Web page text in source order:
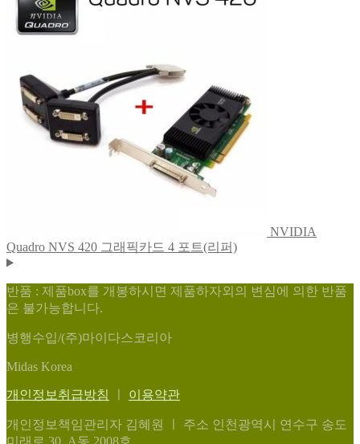
NVIDIA
Quadro NVS 420 그래픽카드 4 포트(리퍼)
반품 : 제품box를 개봉하시면 제품하자외의 변심에 의한 반품
은 불가능합니다.
병행수입/(주)마이다스코리아
Midas Korea
개인정보취급방침 이용약관
개인정보책임관리자 김혜원
주소 인천광역시 연수구 송도
미래로 30, A동 2008호